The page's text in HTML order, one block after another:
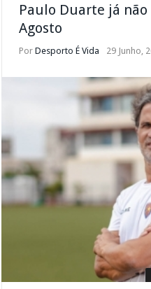
Paulo Duarte já
Agosto
PorDesporto É Vida 29 Junho,